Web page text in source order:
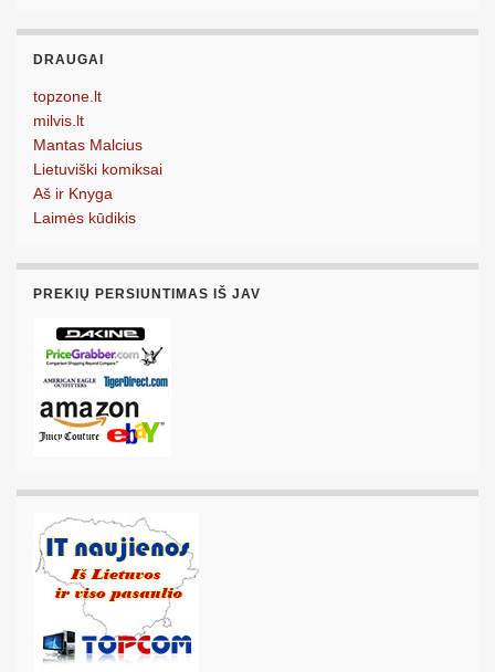
DRAUGAI
topzone.lt
milvis.lt
Mantas Malcius
Lietuviški komiksai
Aš ir Knyga
Laimės kūdikis
PREKIŲ PERSIUNTIMAS IŠ JAV